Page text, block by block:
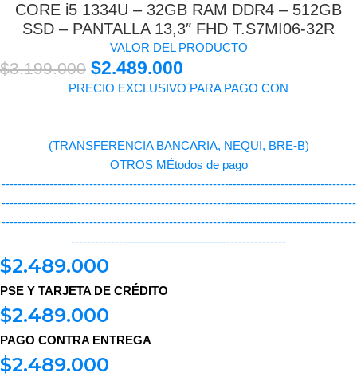
CORE i5 1334U – 32GB RAM DDR4 – 512GB
SSD – PANTALLA 13,3″ FHD T.S7MI06-32R
VALOR DEL PRODUCTO
$3.199.000 $2.489.000
PRECIO EXCLUSIVO PARA PAGO CON
(TRANSFERENCIA BANCARIA, NEQUI, BRE-B)
OTROS MÉtodos de pago
-----------------------------------------------------------------------------------------
-----------------------------------------------------------------------------------------
-----------------------------------------------------------------------------------------
------------------------------------------------------
$2.489.000
PSE Y TARJETA DE CRÉDITO
$2.489.000
PAGO CONTRA ENTREGA
$2.489.000